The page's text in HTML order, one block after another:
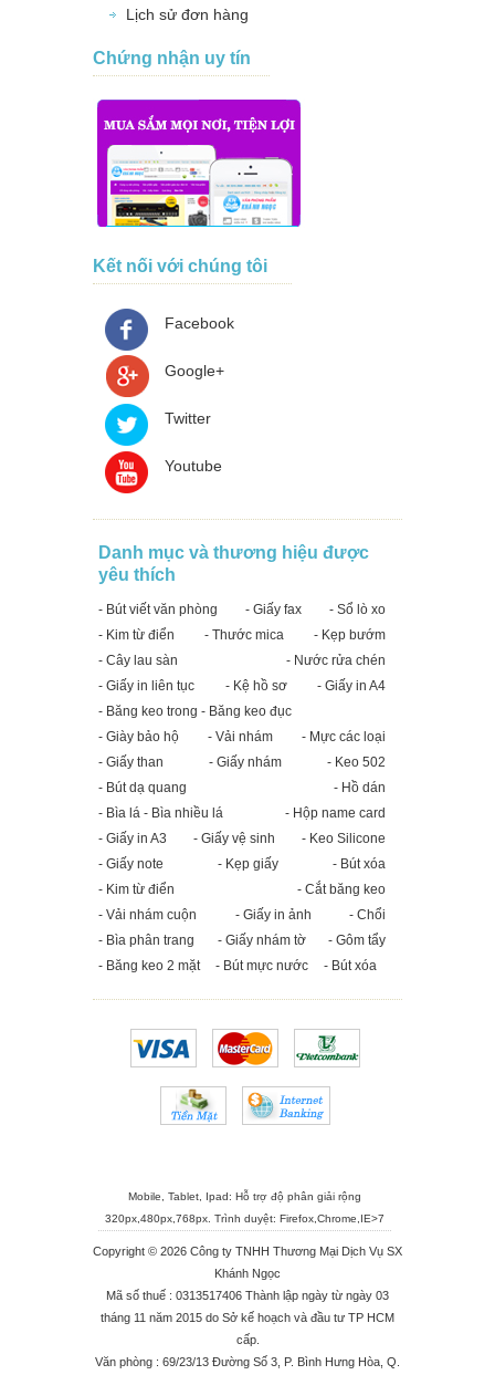
Lịch sử đơn hàng
Chứng nhận uy tín
Kết nối với chúng tôi
Facebook
Google+
Twitter
Youtube
Danh mục và thương hiệu được
yêu thích
- Bút viết văn phòng - Giấy fax
- Sổ lò xo
- Kim từ điển
- Thước mica
- Kẹp bướm
- Cây lau sàn
- Nước rửa chén
- Giấy in liên tục
- Kệ hồ sơ
- Giấy in A4
- Băng keo trong - Băng keo đục
- Giày bảo hộ
- Vải nhám
- Mực các loại
- Giấy than
- Giấy nhám
- Keo 502
- Bút dạ quang
- Hồ dán
- Bìa lá - Bìa nhiều lá
- Hộp name card
- Giấy in A3
- Giấy vệ sinh
- Keo Silicone
- Giấy note
- Kẹp giấy
- Bút xóa
- Kim từ điển
- Cắt băng keo
- Vải nhám cuộn
- Giấy in ảnh
- Chổi
- Bìa phân trang
- Giấy nhám tờ
- Gôm tẩy
- Băng keo 2 mặt
- Bút mực nước - Bút xóa
Mobile, Tablet, Ipad: Hỗ trợ độ phân giải rộng
320px,480px,768px. Trình duyệt: Firefox Chrome IE>7
Copyright © 2026 Công ty TNHH Thương Mại Dịch Vụ SX
Khánh Ngọc
Mã số thuế : 0313517406 Thành lập ngày từ ngày 03
tháng 11 năm 2015 do Sở kế hoạch và đầu tư TP HCM
cấp.
Văn phòng : 69/23/13 Đường Số 3, P. Bình Hưng Hòa, Q.